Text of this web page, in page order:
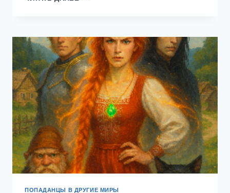
ЛЮДМИЛА
ВОВЧЕНКО
ПОПАДАНЦЫ В ДРУГИЕ МИРЫ